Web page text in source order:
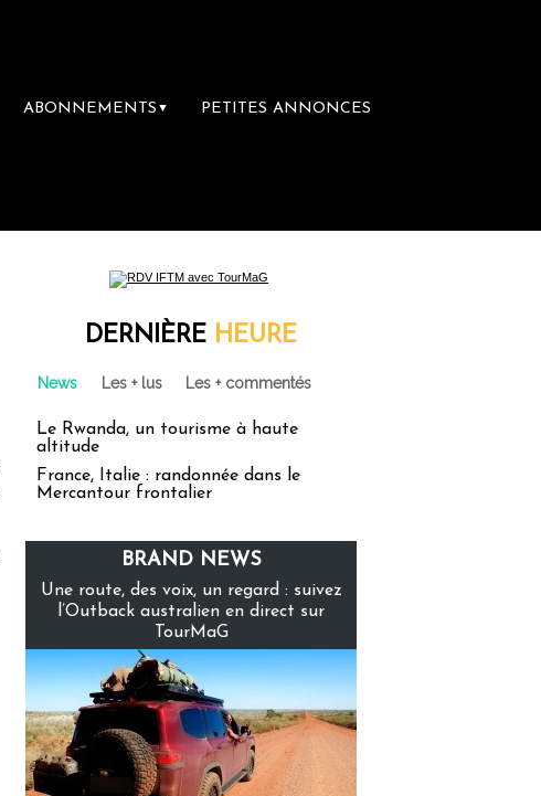
ABONNEMENTS ▼ PETITES ANNONCES
DERNIÈRE HEURE
News Les + lus Les + commentés
Le Rwanda, un tourisme à haute
altitude
France, Italie : randonnée dans le
Mercantour frontalier
BRAND NEWS
Une route, des voix, un regard : suivez
l’Outback australien en direct sur
TourMaG